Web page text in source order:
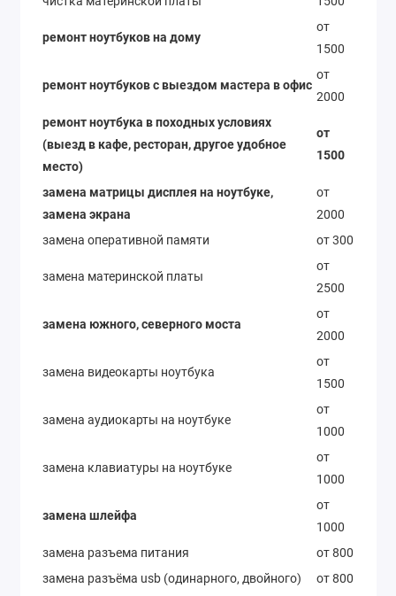
ремонт ноутбуков на дому
от
1500
ремонт ноутбуков с выездом мастера в офис
от
2000
ремонт ноутбука в походных условиях
(выезд в кафе, ресторан, другое удобное
место)
от
1500
замена матрицы дисплея на ноутбуке,
замена экрана
от
2000
замена оперативной памяти
от 300
замена материнской платы
от
2500
замена южного, северного моста
от
2000
замена видеокарты ноутбука
от
1500
замена аудиокарты на ноутбуке
от
1000
замена клавиатуры на ноутбуке
от
1000
замена шлейфа
от
1000
замена разъема питания
от 800
замена разъёма usb (одинарного, двойного)
от 800